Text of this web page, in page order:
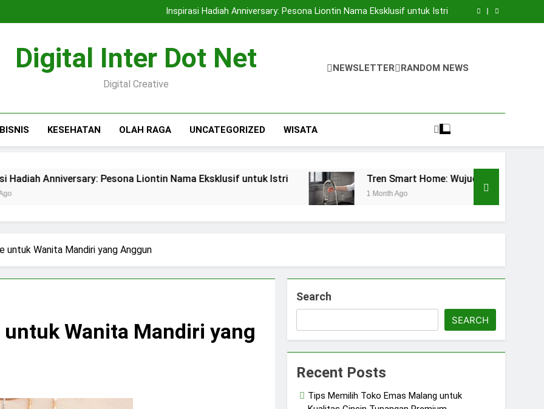
Inspirasi Hadiah Anniversary: Pesona Liontin Nama Eksklusif untuk Istri
Tren Smart Home: Wujudkan Dapur Futuristik Anda dengan Kran Air
Inspirasi Hadiah Anniversary: Pesona Liontin Nama Eksklusif untuk Istri
Tren Smart Home: Wujudkan Dapur Futuristik Anda dengan Kran Air
Digital Inter Dot Net
Digital Creative
NEWSLETTER RANDOM NEWS
BISNIS KESEHATAN OLAH RAGA UNCATEGORIZED WISATA
Pesona Liontin Nama Eksklusif untuk Istri Tren Smart Home: Wujudkan Dapur Futuristik Anda
1 Month Ago
untuk Wanita Mandiri yang Anggun
Wanita Mandiri yang
Search
SEARCH
Recent Posts
Tips Memilih Toko Emas Malang untuk